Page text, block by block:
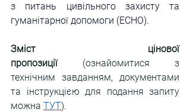
з питань цивільного захисту та
гуманітарної допомоги (ECHO).
Зміст цінової
пропозиції (ознайомитися з
технічним завданням, документами
та інструкцією для подання запиту
можна ТУТ).